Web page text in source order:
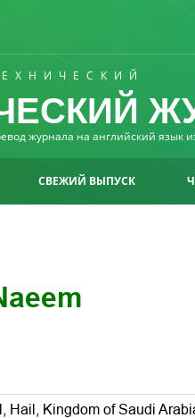
журнала на английский язык
СВЕЖИЙ ВЫПУСК
Hail, Kingdom of Saudi